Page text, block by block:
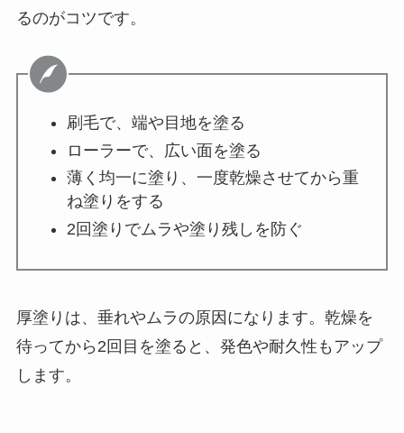
るのがコツです。
刷毛で、端や目地を塗る
ローラーで、広い面を塗る
薄く均一に塗り、一度乾燥させてから重
ね塗りをする
2回塗りでムラや塗り残しを防ぐ
厚塗りは、垂れやムラの原因になります。乾燥を
待ってから2回目を塗ると、発色や耐久性もアップ
します。